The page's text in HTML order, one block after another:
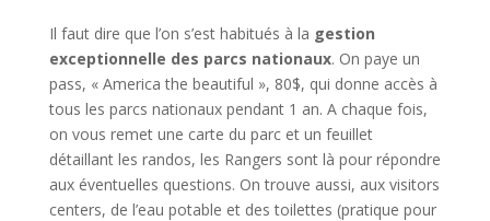
Il faut dire que l’on s’est habitués à la gestion
exceptionnelle des parcs nationaux. On paye un
pass, « America the beautiful », 80$, qui donne accès à
tous les parcs nationaux pendant 1 an. A chaque fois,
on vous remet une carte du parc et un feuillet
détaillant les randos, les Rangers sont là pour répondre
aux éventuelles questions. On trouve aussi, aux visitors
centers, de l’eau potable et des toilettes (pratique pour